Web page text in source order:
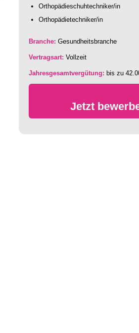
Orthopädieschuhtechniker/in
Orthopädietechniker/in
Branche: Gesundheitsbranche
Vertragsart: Vollzeit
Jahresgesamtvergütung: bis zu
Jetzt